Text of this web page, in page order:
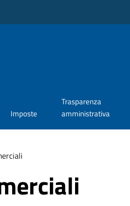
Imposte
Trasparenza
amministrativa